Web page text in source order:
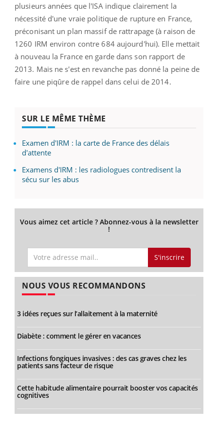
plusieurs années que l'ISA indique clairement la
nécessité d'une vraie politique de rupture en France,
préconisant un plan massif de rattrapage (à raison de
1260 IRM environ contre 684 aujourd'hui). Elle mettait
à nouveau la France en garde dans son rapport de
2013. Mais ne s'est en revanche pas donné la peine de
faire une piqûre de rappel dans celui de 2014.
SUR LE MÊME THÈME
Examen d'IRM : la carte de France des délais
d'attente
Examens d'IRM : les radiologues contredisent la
sécu sur les abus
Vous aimez cet article ? Abonnez-vous à la newsletter
!
S'inscrire
NOUS VOUS RECOMMANDONS
3 idées reçues sur l’allaitement à la maternité
Diabète : comment le gérer en vacances
Infections fongiques invasives : des cas graves chez les
patients sans facteur de risque
Cette habitude alimentaire pourrait booster vos capacités
cognitives